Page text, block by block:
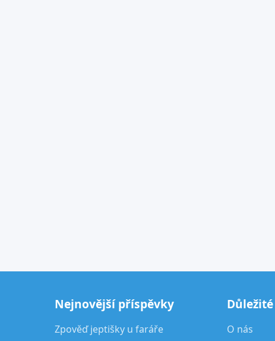
Nejnovější příspěvky
Zpověď jeptišky u faráře O nás